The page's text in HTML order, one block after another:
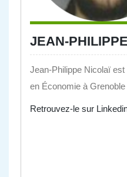
JEAN-
Jean-Philippe Nicolaï
en Économie à
Retrouvez-le sur